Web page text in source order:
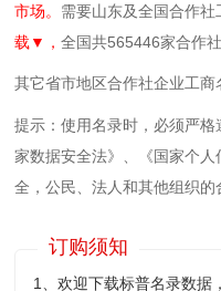
市场。 需要山东及全国合作
载▼，全国共565446家合作
其它省市地区合作社企业工商
提示：使用名录时，必须严
家数据安全法》、《国家个
全，公民、法人和其他组织的
订购须知
1、欢迎下载标普名录数据